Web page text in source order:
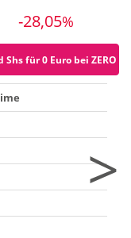
-28,05%
für 0 Euro bei ZERO
>